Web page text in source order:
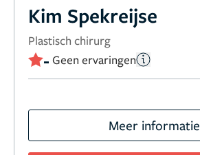
Kim Spekreijse
Plastisch chirurg
- Geen ervaringen
Meer informatie